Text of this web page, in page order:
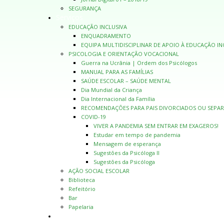
SEGURANÇA
EDUCAÇÃO INCLUSIVA
ENQUADRAMENTO
EQUIPA MULTIDISCIPLINAR DE APOIO À EDUCAÇÃO
PSICOLOGIA E ORIENTAÇÃO VOCACIONAL
Guerra na Ucrânia | Ordem dos Psicólogos
MANUAL PARA AS FAMÍLIAS
SAÚDE ESCOLAR – SAÚDE MENTAL
Dia Mundial da Criança
Dia Internacional da Família
RECOMENDAÇÕES PARA PAIS DIVORCIADOS OU
COVID-19
VIVER A PANDEMIA SEM ENTRAR EM EXAGEROS!
Estudar em tempo de pandemia
Mensagem de esperança
Sugestões da Psicóloga II
Sugestões da Psicóloga
AÇÃO SOCIAL ESCOLAR
Biblioteca
Refeitório
Bar
Papelaria